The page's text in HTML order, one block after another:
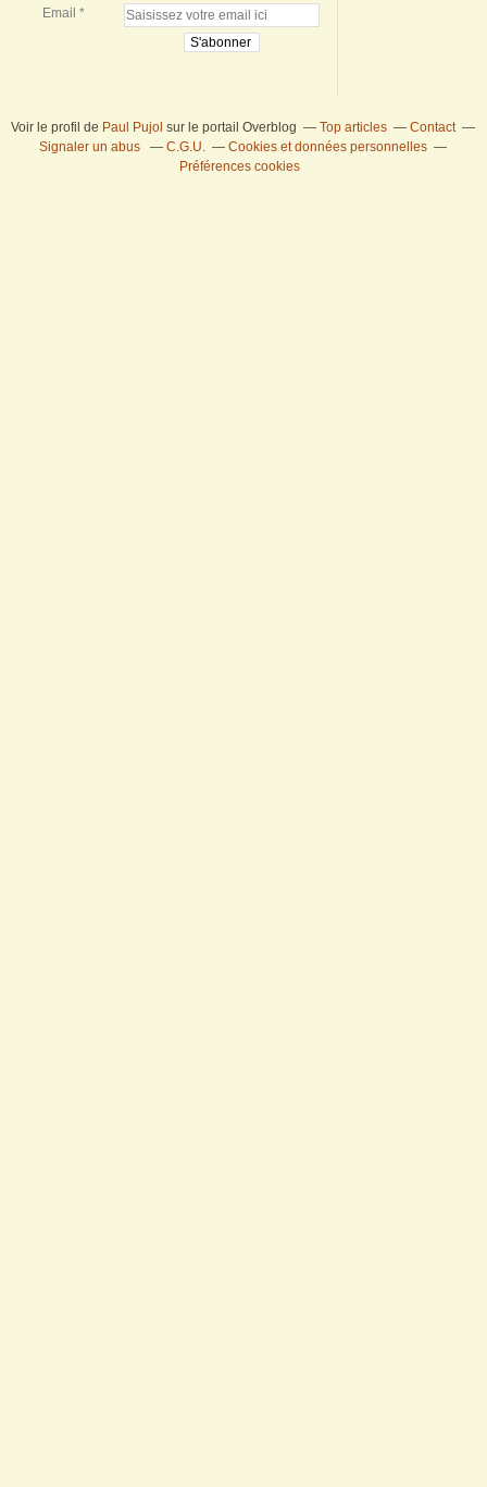
Email
Voir le profil de Paul Pujol sur le portail Overblog Top articles
Contact
Signaler un abus
C.G.U.
Cookies et données personnelles
Préférences cookies